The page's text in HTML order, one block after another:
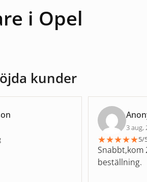
i Opel
kunder
3 aug,
★★★★★5/
Snabbt,kom
beställning.